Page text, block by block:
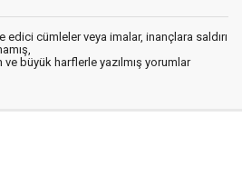
edici cümleler veya imalar, inançlara saldırı
büyük harflerle yazılmış yorumlar